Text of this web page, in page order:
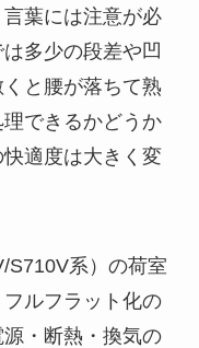
葉には注意が必
多少の段差や凹
と腰が落ちて熟
できるかどうか
適度は大きく変
S710V系）の荷室
ルフラット化の
・断熱・換気の